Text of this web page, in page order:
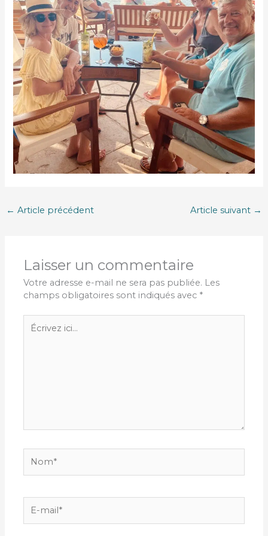
← Article précédent Article suivant →
Laisser un commentaire
Votre adresse e-mail ne sera pas publiée. Les
champs obligatoires sont indiqués avec *
Écrivez
ici…
mail*